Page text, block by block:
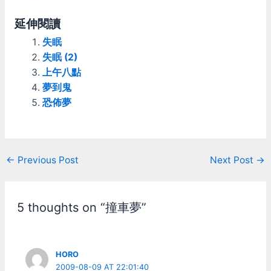
戲說實在沒什麼選擇，只能
眼巴巴的看著家機的賽車遊
戲流口水。NFS一代其實不
算早期了，不過同時期PC
上這種開跑車的大概也只有
TestDrive(名車大賽)系列比
較能看而已。簡單說就是，
沒一個能打的。 2代
緝Hot Pursuit (1998) 那年
可以當警察追別人，喜不喜
歡？開不開心？ 4代: 致命
戰保時捷，支援那時才剛開
始普及(以台灣來講)的區網
延伸閱讀
失眠
失眠 (2)
上午八點
夢到鬼
恐佈夢
Post
← Previous Post Next Post →
5 thoughts on “撞車夢”
HORO
2009-08-09 AT 22:01:40